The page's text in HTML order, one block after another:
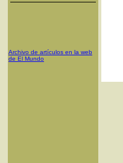
Archivo de artículos en la web
de El Mundo